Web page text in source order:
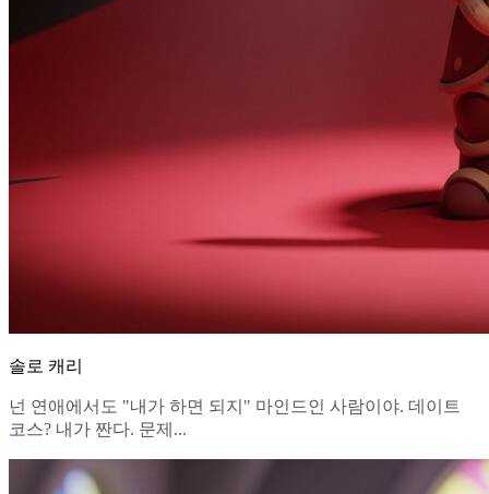
솔로 캐리
넌 연애에서도 "내가 하면 되지" 마인드인 사람이야. 데이트
코스? 내가 짠다. 문제...